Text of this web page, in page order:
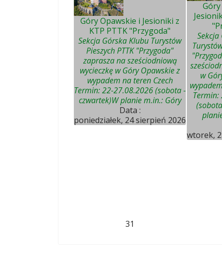
Góry Opawskie i Jesioniki z
KTP PTTK "Przygoda"
Sekcja Górska Klubu Turystów
Pieszych PTTK "Przygoda"
zaprasza na sześciodniową
wycieczkę w Góry Opawskie z
wypadem na teren Czech
Termin: 22-27.08.2026 (sobota -
czwartek)W planie m.in.: Góry
Data :
poniedziałek, 24 sierpień 2026
w
Termin:
wtorek,
31